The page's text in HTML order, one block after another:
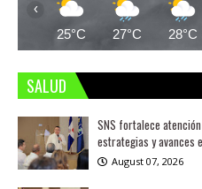
25°C 27°C 28°C
‹
SALUD
SNS fortalece
estrategias y avances
August 07, 2026